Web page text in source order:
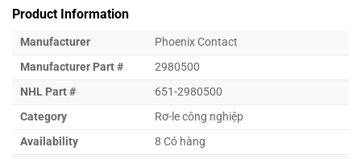
Product Information
Manufacturer
Phoenix Contact
Manufacturer Part #
2980500
NHL Part #
651-2980500
Category
Rơ-le công nghiệp
Availability
8 Có hàng